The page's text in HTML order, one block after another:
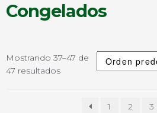
Congelados
Mostrando 37–47 de
47 resultados
1 2 3